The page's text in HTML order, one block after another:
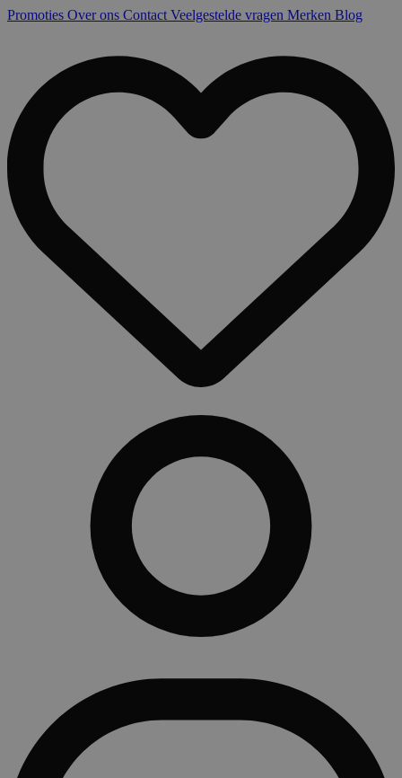
Promoties Over ons Contact Veelgestelde vragen Merken Blog